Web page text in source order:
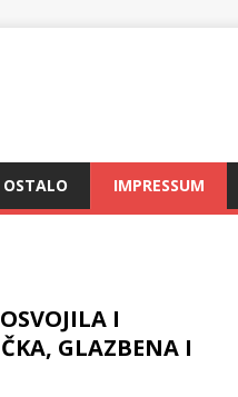
OSTALO IMPRESSUM
I
GLAZBENA I